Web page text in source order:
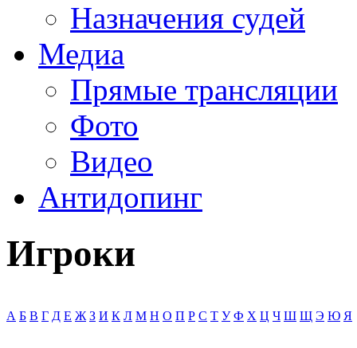
Назначения судей
Медиа
Прямые трансляции
Фото
Видео
Антидопинг
Игроки
А Б В Г Д Е Ж З И К Л М Н О П Р С Т У Ф Х Ц Ч Ш Щ Э Ю Я